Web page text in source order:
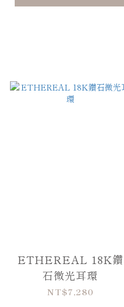
ETHEREAL 18K鑽
石微光耳環
NT$7,280